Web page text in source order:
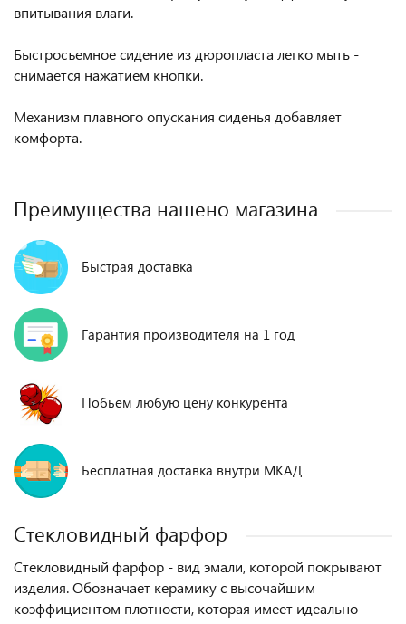
впитывания влаги.
Быстросъемное сидение из дюропласта легко мыть -
снимается нажатием кнопки.
Механизм плавного опускания сиденья добавляет
комфорта.
Преимущества нашено магазина
Быстрая доставка
Гарантия производителя на 1 год
Побьем любую цену конкурента
Бесплатная доставка внутри МКАД
Стекловидный фарфор
Стекловидный фарфор - вид эмали, которой покрывают
изделия. Обозначает керамику с высочайшим
коэффициентом плотности, которая имеет идеально